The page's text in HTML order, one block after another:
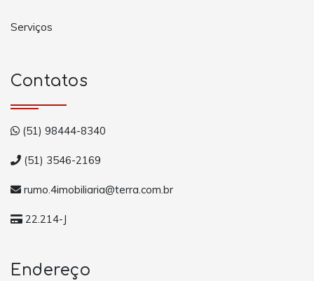
Serviços
Contatos
(51) 98444-8340
(51) 3546-2169
rumo.4imobiliaria@terra.com.br
22.214-J
Endereço